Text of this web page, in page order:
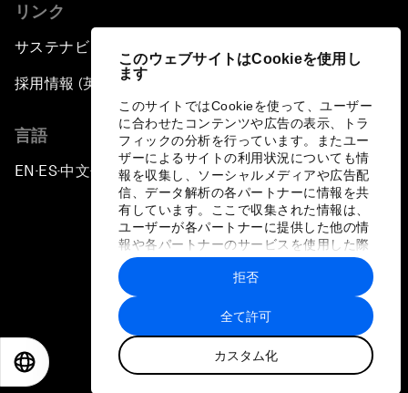
このウェブサイトはCookieを使用し
ます
このサイトではCookieを使って、ユーザー
に合わせたコンテンツや広告の表示、トラ
フィックの分析を行っています。またユー
ザーによるサイトの利用状況についても情
報を収集し、ソーシャルメディアや広告配
信、データ解析の各パートナーに情報を共
有しています。ここで収集された情報は、
ユーザーが各パートナーに提供した他の情
報や各パートナーのサービスを使用した際
に収集された情報と組み合わされ、各パー
トナーによって使用されることがありま
す。
全て許可
カスタム化
拒否
リンク
サステナビリティへの取り組み
採用情報 (英語のみ)
言語
EN ▪ES▪中文▪ 日本語
プライバシーポリシーと利用規約
サイトマップ
©
世界経済フォーラム